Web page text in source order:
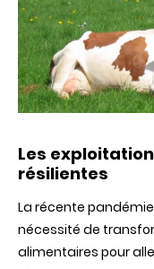
Les
résilientes
La récente
nécessité de
alimentaires pour